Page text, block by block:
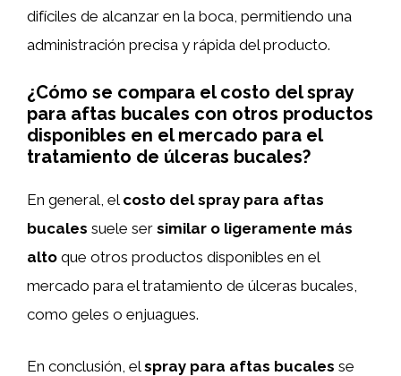
difíciles de alcanzar en la boca, permitiendo una
administración precisa y rápida del producto.
¿Cómo se compara el costo del spray
para aftas bucales con otros productos
disponibles en el mercado para el
tratamiento de úlceras bucales?
En general, el costo del spray para aftas
bucales suele ser similar o ligeramente más
alto que otros productos disponibles en el
mercado para el tratamiento de úlceras bucales,
como geles o enjuagues.
En conclusión, elspray para aftas bucales se